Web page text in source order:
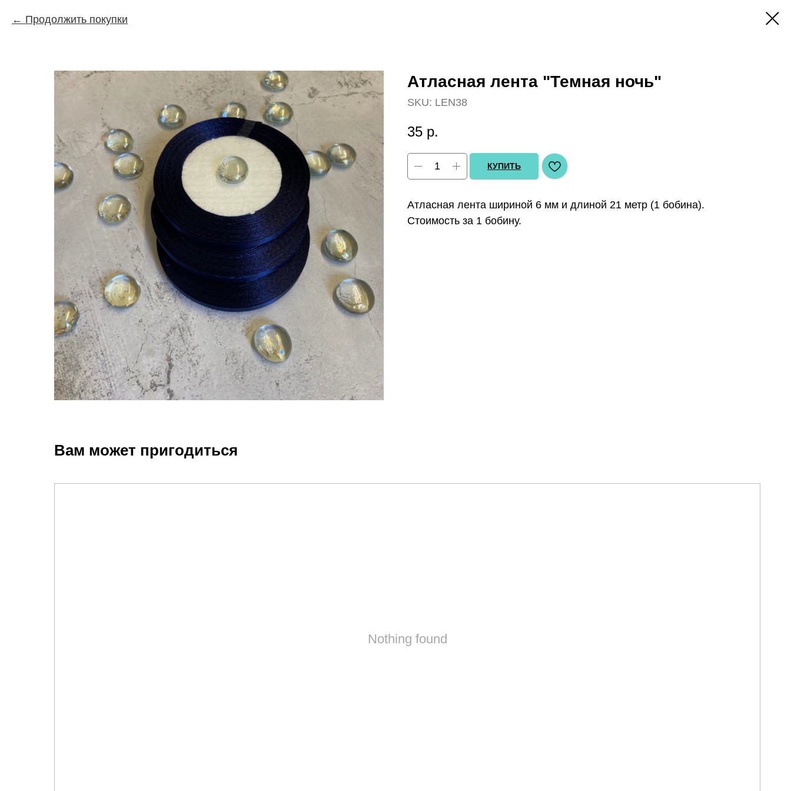
Продолжить покупки
Атласная лента "Темная ночь"
SKU: LEN38
35 р.
КУПИТЬ
Атласная лента шириной 6 мм и длиной 21 метр (1 бобина).
Стоимость за 1 бобину.
Вам может пригодиться
Nothing found